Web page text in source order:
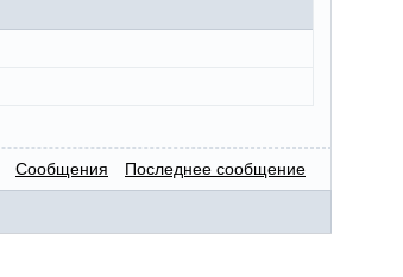
Сообщения Последнее сообщение